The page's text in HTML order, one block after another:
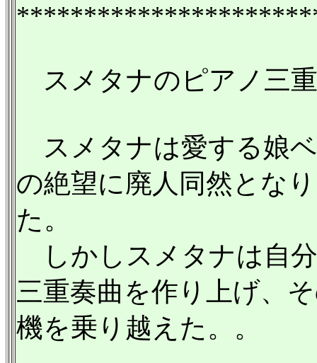
スメタナのピアノ三
スメタナは愛する娘
の絶望に廃人同然とな
た。
しかしスメタナは自
三重奏曲を作り上げ、
機を乗り越えた。。